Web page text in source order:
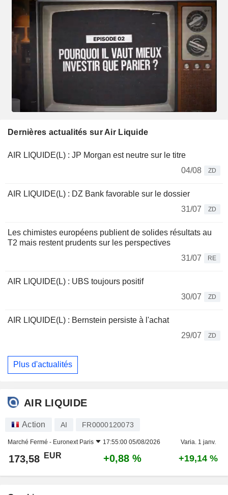
Dernières actualités sur Air Liquide
AIR LIQUIDE(L) : JP Morgan est neutre sur le titre
04/08
ZD
AIR LIQUIDE(L) : DZ Bank favorable sur le dossier
31/07
ZD
Les chimistes européens publient de solides résultats au
T2 mais restent prudents sur les perspectives
31/07
RE
AIR LIQUIDE(L) : UBS toujours positif
30/07
ZD
AIR LIQUIDE(L) : Bernstein persiste à l'achat
29/07
ZD
Plus d'actualités
AIR LIQUIDE
Action AI FR0000120073
Marché Fermé - Euronext Paris 17:55:00 05/08/2026 Varia. 1 janv.
173,58 EUR +0,88 % +19,14 %